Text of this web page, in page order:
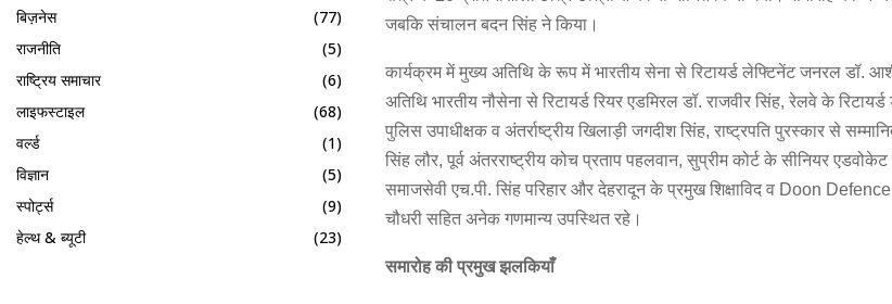
जबकि संचालन बदन सिंह ने किया।
कार्यक्रम में मुख्य अतिथि के रूप में भारतीय सेना से रिटायर्ड लेफ्टिनेंट जनरल डॉ.
अतिथि भारतीय नौसेना से रिटायर्ड रियर एडमिरल डॉ. राजवीर सिंह, रेलवे के रिटायर्ड
पुलिस उपाधीक्षक व अंतर्राष्ट्रीय खिलाड़ी जगदीश सिंह, राष्ट्रपति पुरस्कार से
सिंह लौर, पूर्व अंतरराष्ट्रीय कोच प्रताप पहलवान, सुप्रीम कोर्ट के सीनियर
समाजसेवी एच.पी. सिंह परिहार और देहरादून के प्रमुख शिक्षाविद व Doon
चौधरी सहित अनेक गणमान्य उपस्थित रहे।
समारोहकीप्रमुखझलकियाँ
बिज़नेस
(77)
राजनीति
(5)
राष्ट्रिय समाचार
(6)
लाइफस्टाइल
(68)
वर्ल्ड
(1)
विज्ञान
(5)
स्पोर्ट्स
(9)
हेल्थ & ब्यूटी
(23)